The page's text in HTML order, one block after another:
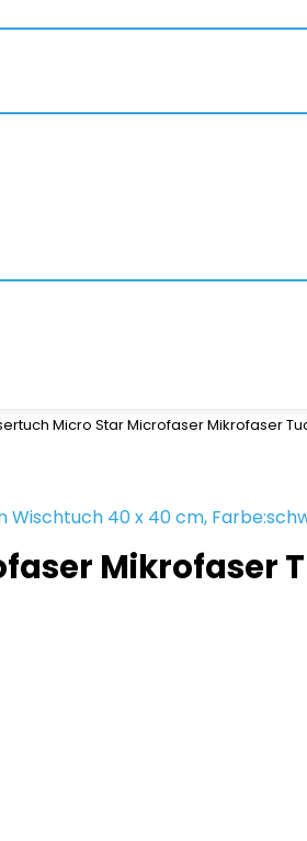
Micro Star Microfaser Mikrofaser
Mikrofaser